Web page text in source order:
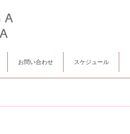
お問い合わせ スケジュール